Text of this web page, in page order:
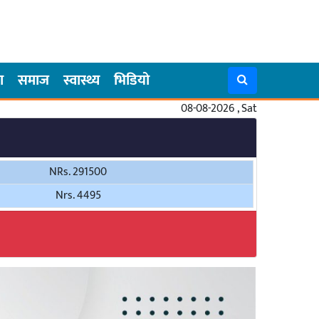
समाज स्वास्थ्य भिडियो
08-08-2026 , Sat
NRs. 291500
Nrs. 4495